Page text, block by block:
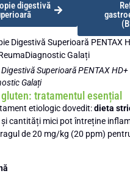
digestivă
Superioară PENTAX
Galați
tratamentul esențial
etiologic dovedit:dieta
și cantități mici pot întreține
de 20 mg/kg (20 ppm)